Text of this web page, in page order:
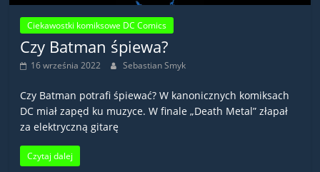
Ciekawostki komiksowe DC Comics
Czy Batman śpiewa?
16 września 2022 Sebastian Smyk
Czy Batman potrafi śpiewać? W kanonicznych komiksach
DC miał zapęd ku muzyce. W finale „Death Metal” złapał
za elektryczną gitarę
Czytaj dalej